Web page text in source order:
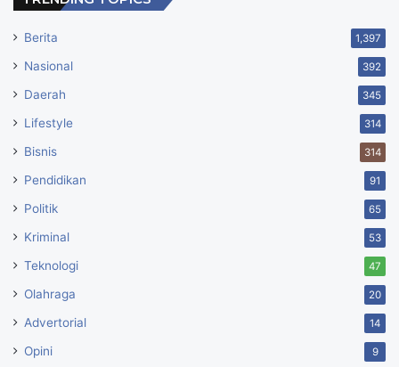
Berita 1,397
Nasional 392
Daerah 345
Lifestyle 314
Bisnis 314
Pendidikan 91
Politik 65
Kriminal 53
Teknologi 47
Olahraga 20
Advertorial 14
Opini 9